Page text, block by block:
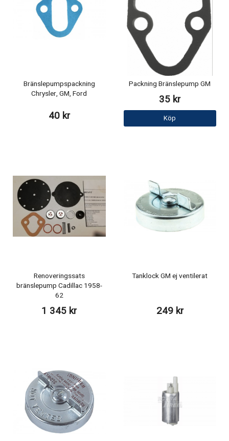
Bränslepumpspackning
Chrysler, GM, Ford
40 kr
Packning Bränslepump GM
35 kr
Köp
Renoveringssats
bränslepump Cadillac 1958-
62
1 345 kr
Tanklock GM ej ventilerat
249 kr